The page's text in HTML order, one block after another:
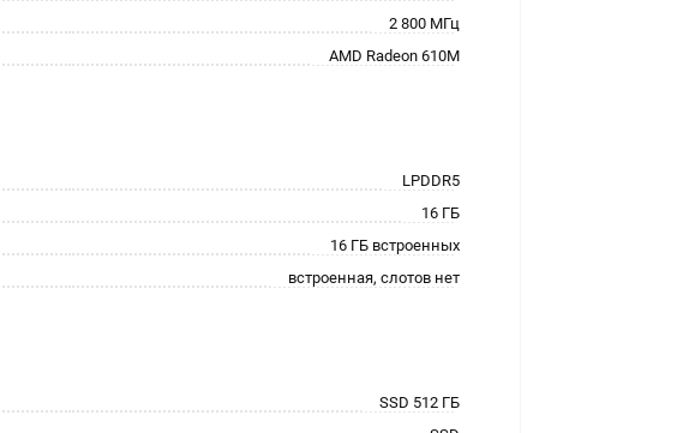
2 800 МГц
AMD Radeon 610M
LPDDR5
16 ГБ
16 ГБ встроенных
встроенная, слотов нет
SSD 512 ГБ